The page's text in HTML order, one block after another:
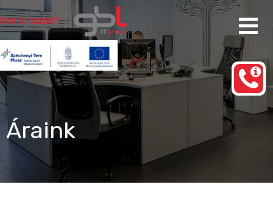
Rendszergazda Szolgáltatás Budapest
gbl IT group
Ugrás
a
tartalomhoz
Áraink